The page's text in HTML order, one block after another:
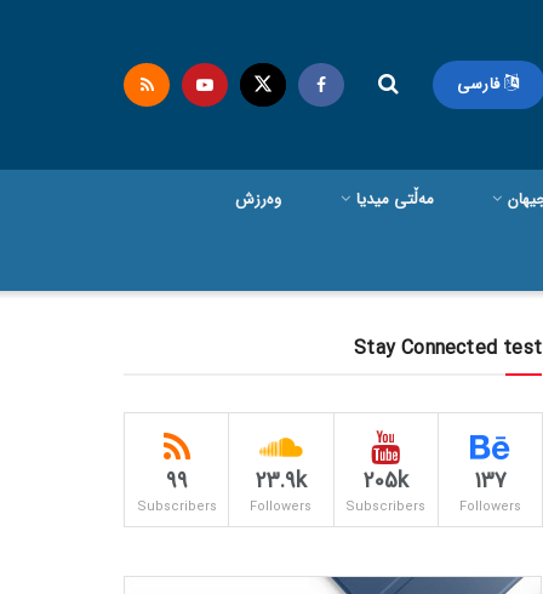
فارسی
مەڵتی میدیا وەرزش
Stay Connected test
137
Followers
205k
Subscribers
23.9k
Followers
99
Subscribers